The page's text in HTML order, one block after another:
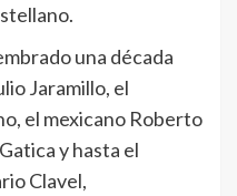
una década
Jaramillo, el
el mexicano Roberto
y hasta el
Clavel,